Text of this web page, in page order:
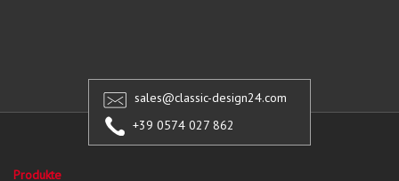
sales@classic-design24.com
+39 0574 027 862
Produkte